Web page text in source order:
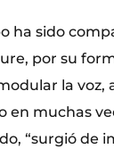
ha sido
por su
la voz,
en muchas
“surgió de